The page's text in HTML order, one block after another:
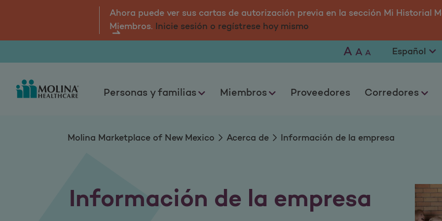
Información de la empresa
Ahora puede ver sus cartas de autorización previa en la sección Mi Historial
Miembros. Inicie sesión o regístrese hoy mismo
Personas y familias Miembros Proveedores Corredores
A A A
Molina Marketplace of New Mexico Acerca de Información de la empresa
Información de la empresa